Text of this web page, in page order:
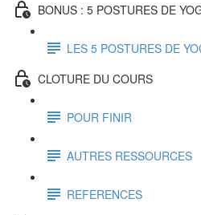
BONUS : 5 POSTURES DE
LES 5 POSTURES DE
CLOTURE DU COURS
POUR FINIR
AUTRES RESSOURCES
REFERENCES